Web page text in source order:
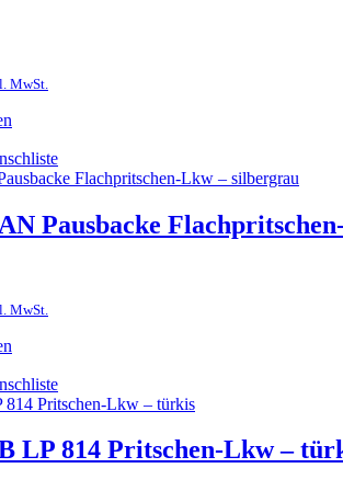
MwSt.
Pausbacke
MwSt.
LP 814 Pritschen-Lkw –